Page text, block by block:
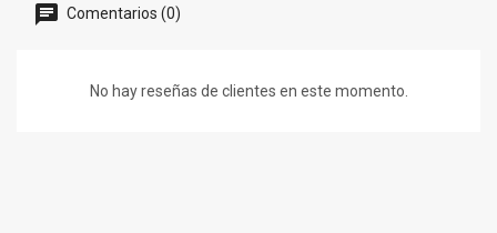
Comentarios (0)
No hay reseñas de clientes en este momento.